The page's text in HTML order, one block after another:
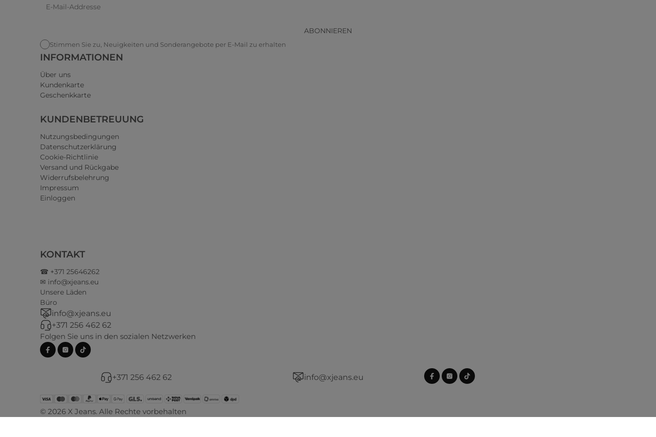
ABONNIEREN
Stimmen Sie zu, Neuigkeiten und Sonderangebote per E-Mail zu erhalten
INFORMATIONEN
Über uns
Kundenkarte
Geschenkkarte
KUNDENBETREUUNG
Nutzungsbedingungen
Datenschutzerklärung
Cookie-Richtlinie
Versand und Rückgabe
Widerrufsbelehrung
Impressum
Einloggen
KONTAKT
☎ +371 25646262
✉ info@xjeans.eu
Unsere Läden
Büro
info@xjeans.eu
+371 256 462 62
Folgen Sie uns in den sozialen Netzwerken
+371 256 462 62 info@xjeans.eu
© 2026 X Jeans. Alle Rechte vorbehalten